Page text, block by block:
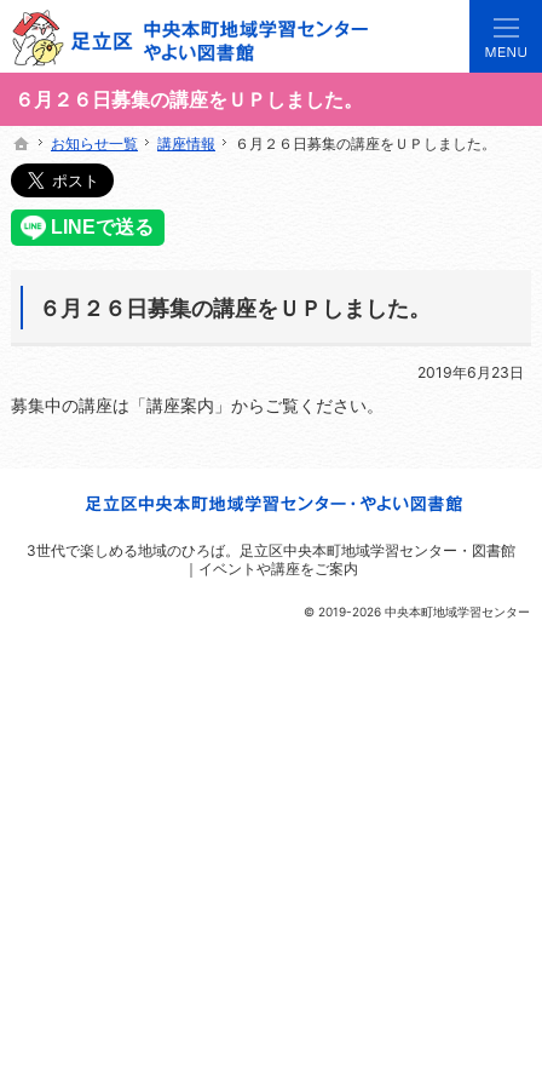
６月２６日募集の講座をＵＰしました。
3世代で楽しめる地域のひろば。当サイトでは地域の講座や施設をご案内しています。
足立区中央本町地域学習センターや図書館の総合案内サイト
ホーム
お知らせ一覧 講座情報 ６月２６日募集の講座をＵＰしました。
６月２６日募集の講座をＵＰしました。
2019年6月23日
募集中の講座は「講座案内」からご覧ください。
ホーム
お知らせ一覧 講座情報 ６月２６日募集の講座をＵＰしました。
© 2019-2026 中央本町地域学習センター
3世代で楽しめる地域のひろば。
足立区中央本町地域学習センター・図書館
｜イベントや講座をご案内